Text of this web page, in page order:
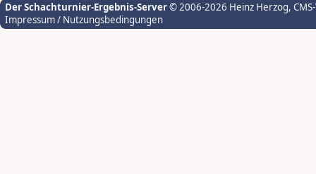
Der Schachturnier-Ergebnis-Server© 2006-2026 Heinz Herzog,
Impressum / Nutzungsbedingungen